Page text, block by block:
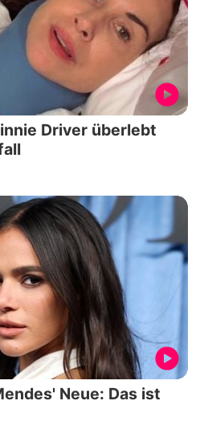
Driver überlebt
Neue: Das ist